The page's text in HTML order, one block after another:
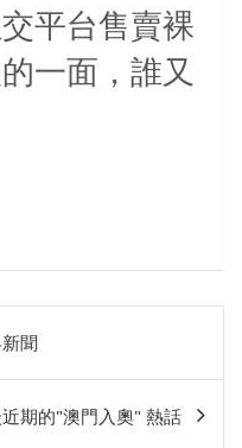
平台售賣裸
一面，誰又
聞
期的"澳門入奧" 熱話